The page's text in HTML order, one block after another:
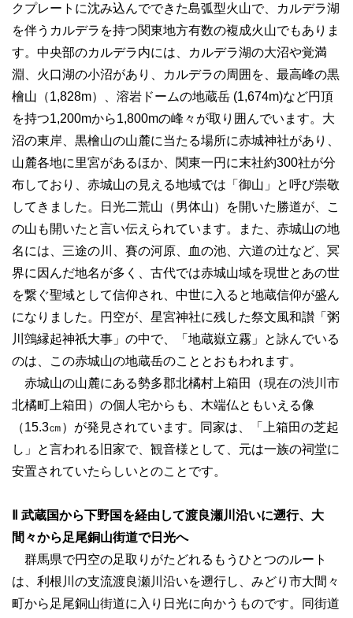
クプレートに沈み込んでできた島弧型火山で、カルデラ湖
を伴うカルデラを持つ関東地方有数の複成火山でもありま
す。中央部のカルデラ内には、カルデラ湖の大沼や覚満
淵、火口湖の小沼があり、カルデラの周囲を、最高峰の黒
檜山（1,828m）、溶岩ドームの地蔵岳 (1,674m)など円頂
を持つ1,200mから1,800mの峰々が取り囲んでいます。大
沼の東岸、黒檜山の山麓に当たる場所に赤城神社があり、
山麓各地に里宮があるほか、関東一円に末社約300社が分
布しており、赤城山の見える地域では「御山」と呼び崇敬
してきました。日光二荒山（男体山）を開いた勝道が、こ
の山も開いたと言い伝えられています。また、赤城山の地
名には、三途の川、賽の河原、血の池、六道の辻など、冥
界に因んだ地名が多く、古代では赤城山域を現世とあの世
を繋ぐ聖域として信仰され、中世に入ると地蔵信仰が盛ん
になりました。円空が、星宮神社に残した祭文風和讃「粥
川鵼縁起神祇大事」の中で、「地蔵嶽立霧」と詠んでいる
のは、この赤城山の地蔵岳のこととおもわれます。
赤城山の山麓にある勢多郡北橘村上箱田（現在の渋川市
北橘町上箱田）の個人宅からも、木端仏ともいえる像
（15.3㎝）が発見されています。同家は、「上箱田の芝起
し」と言われる旧家で、観音様として、元は一族の祠堂に
安置されていたらしいとのことです。
Ⅱ 武蔵国から下野国を経由して渡良瀬川沿いに遡行、大
間々から足尾銅山街道で日光へ
群馬県で円空の足取りがたどれるもうひとつのルート
は、利根川の支流渡良瀬川沿いを遡行し、みどり市大間々
町から足尾銅山街道に入り日光に向かうものです。同街道